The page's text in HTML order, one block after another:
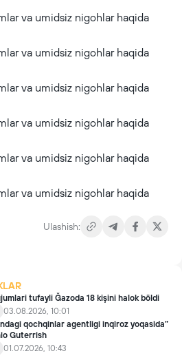
Ulashish:
tufayli Ğazoda 18 kişini halok böldi
03.08.2026, 10:01
qochqinlar agentligi inqiroz yoqasida”
Guterrish
01.07.2026, 10:43